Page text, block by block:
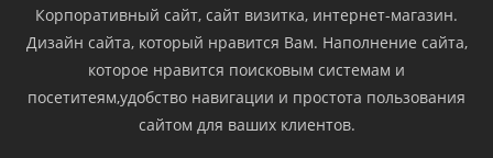
Корпоративный сайт, сайт визитка, интернет-магазин.
Дизайн сайта, который нравится Вам. Наполнение сайта,
которое нравится поисковым системам и
посетитеям,удобство навигации и простота пользования
сайтом для ваших клиентов.